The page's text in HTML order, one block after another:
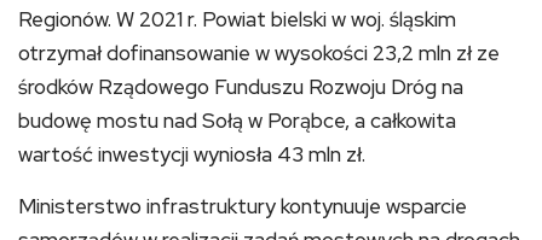
Regionów. W 2021 r. Powiat bielski w woj. śląskim
otrzymał dofinansowanie w wysokości 23,2 mln zł ze
środków Rządowego Funduszu Rozwoju Dróg na
budowę mostu nad Sołą w Porąbce, a całkowita
wartość inwestycji wyniosła 43 mln zł.
Ministerstwo infrastruktury kontynuuje wsparcie